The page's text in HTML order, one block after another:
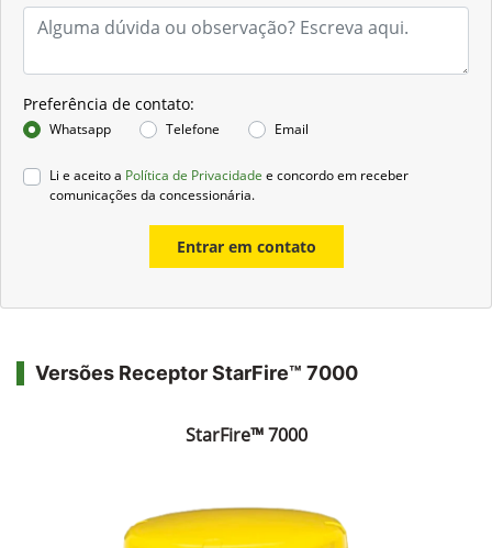
Preferência de contato:
Whatsapp Telefone Email
Li e aceito a Política de Privacidade e concordo em receber
comunicações da concessionária.
Entrar em contato
Versões Receptor StarFire™ 7000
StarFire™ 7000